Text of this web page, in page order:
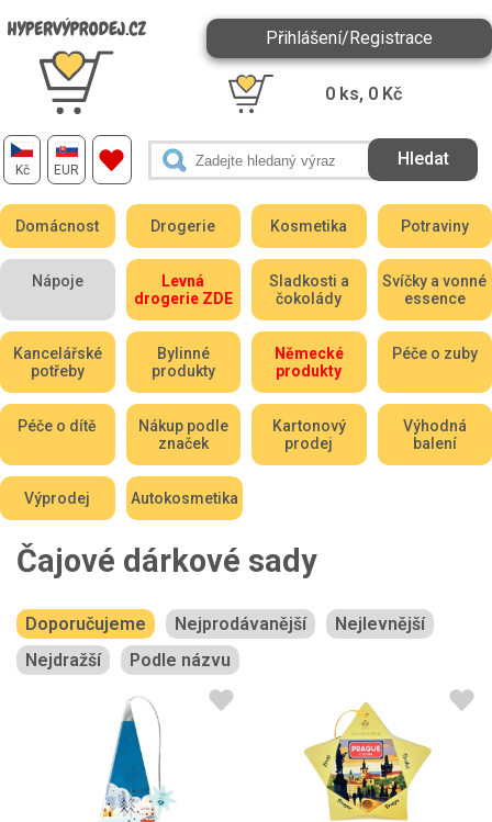
Kč EUR
Přihlášení/Registrace
0 ks, 0 Kč
Domácnost Drogerie Kosmetika Potraviny
Nápoje
Levná
drogerie ZDE
Sladkosti a
čokolády
Svíčky a vonné
essence
Kancelářské
potřeby
Bylinné
produkty
Německé
produkty
Péče o zuby
Péče o dítě
Nákup podle
značek
Kartonový
prodej
Výhodná
balení
Výprodej Autokosmetika
Čajové dárkové sady
Doporučujeme Nejprodávanější
Nejlevnější
Nejdražší
Podle názvu